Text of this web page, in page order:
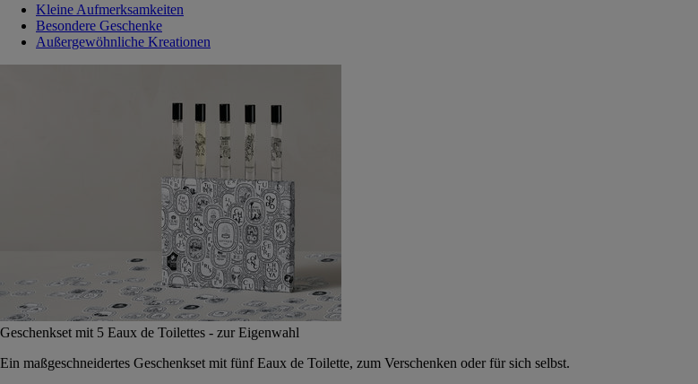
Kleine Aufmerksamkeiten
Besondere Geschenke
Außergewöhnliche Kreationen
Geschenkset mit 5 Eaux de Toilettes - zur Eigenwahl
Ein maßgeschneidertes Geschenkset mit fünf Eaux de Toilette, zum Verschenken oder für sich selbst.